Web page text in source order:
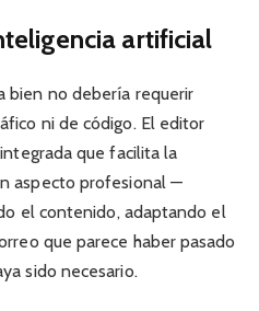
artificial
bien no debería requerir
ni de código. El editor
que facilita la
aspecto profesional —
el contenido, adaptando el
que parece haber pasado
sido necesario.